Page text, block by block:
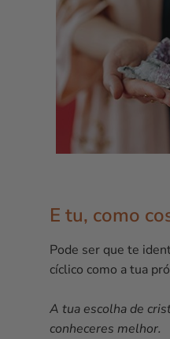
E tu, como
Pode ser que te
cíclico como a tua
A tua escolha de
conheceres melhor.